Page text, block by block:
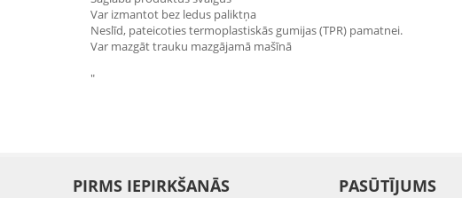
Var izmantot bez ledus paliktņa
Neslīd, pateicoties termoplastiskās gumijas (TPR) pamatnei.
Var mazgāt trauku mazgājamā mašīnā
"
PIRMS IEPIRKŠANĀS PASŪTĪJUMS